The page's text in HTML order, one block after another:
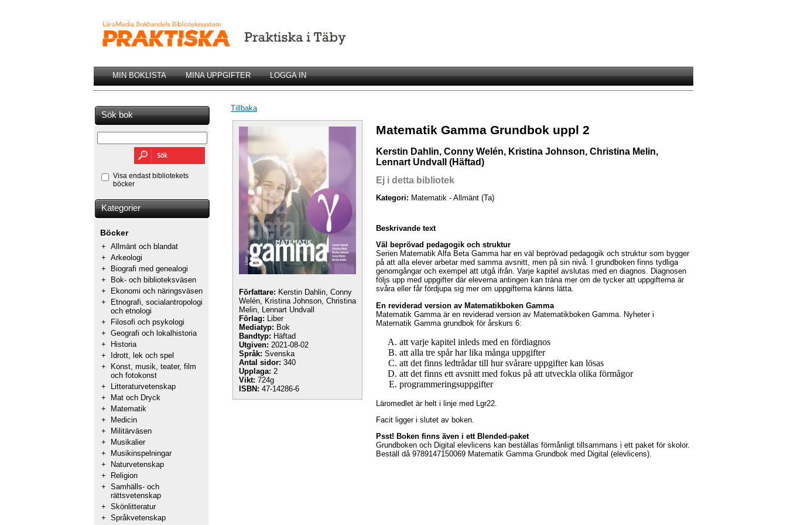
MIN BOKLISTA MINA UPPGIFTER LOGGA IN
Sök bok
Visa endast bibliotekets
böcker
Kategorier
Böcker
+ Allmänt och blandat
+ Arkeologi
+
Biografi med genealogi
+
Bok- och biblioteksväsen
+
Ekonomi och näringsväsen
+
Etnografi, socialantropologi
och etnologi
+
Filosofi och psykologi
+ Geografi och lokalhistoria
+
Historia
+
Idrott, lek och spel
+
Konst, musik, teater, film
och fotokonst
+
Litteraturvetenskap
+
Mat och Dryck
+
Matematik
+
Medicin
+
Militärväsen
+
Musikalier
+
Musikinspelningar
+
Naturvetenskap
+
Religion
+ Samhälls- och
rättsvetenskap
+ Skönlitteratur
+ Språkvetenskap
Tillbaka
Författare: Kerstin Dahlin, Conny
Welén, Kristina Johnson, Christina
Melin, Lennart Undvall
Förlag: Liber
Mediatyp: Bok
Bandtyp: Häftad
Utgiven: 2021-08-02
Språk: Svenska
Antal sidor: 340
Upplaga: 2
Vikt: 724g
ISBN: 47-14286-6
Matematik Gamma Grundbok uppl 2
Kerstin Dahlin, Conny Welén, Kristina Johnson, Christina Melin,
Lennart Undvall (Häftad)
Ej i detta bibliotek
Kategori: Matematik - Allmänt (Ta)
Beskrivande text
Väl beprövad pedagogik och struktur
Serien Matematik Alfa Beta Gamma har en väl beprövad pedagogik och struktur som bygger
på att alla elever arbetar med samma avsnitt, men på sin nivå. I grundboken finns tydliga
genomgångar och exempel att utgå ifrån. Varje kapitel avslutas med en diagnos. Diagnosen
följs upp med uppgifter där eleverna antingen kan träna mer om de tycker att uppgifterna är
svåra eller får fördjupa sig mer om uppgifterna känns lätta.
En reviderad version av Matematikboken Gamma
Matematik Gamma är en reviderad version av Matematikboken Gamma. Nyheter i
Matematik Gamma grundbok för årskurs 6:
att varje kapitel inleds med en fördiagnos
att alla tre spår har lika många uppgifter
att det finns ledtrådar till hur svårare uppgifter kan lösas
att det finns ett avsnitt med fokus på att utveckla olika förmågor
programmeringsuppgifter
Läromedlet är helt i linje med Lgr22.
Facit ligger i slutet av boken.
Psst! Boken finns även i ett Blended-paket
Grundboken och Digital elevlicens kan beställas förmånligt tillsammans i ett paket för skolor.
Beställ då 9789147150069 Matematik Gamma Grundbok med Digital (elevlicens).